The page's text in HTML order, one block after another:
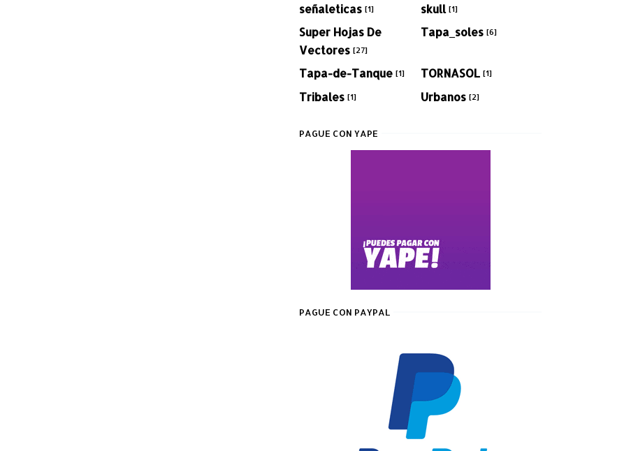
señaleticas [1] skull [1]
Super Hojas De
Vectores [27]
Tapa_soles [6]
Tapa-de-Tanque [1] TORNASOL [1]
Tribales [1] Urbanos [2]
PAGUE CON YAPE
PAGUE CON PAYPAL